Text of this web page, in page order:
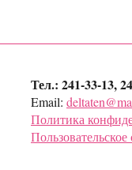
Тел.: 241-33-13,
Email:
Политика